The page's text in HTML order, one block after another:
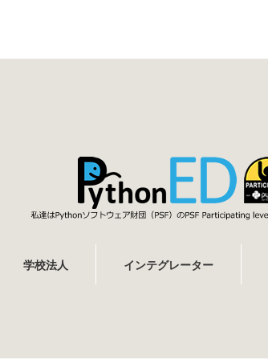
学校法人 インテグレーター